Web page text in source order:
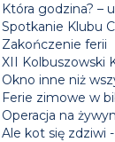
Która godzina? –
Spotkanie Klubu
Zakończenie ferii
XII Kolbuszowski
Okno inne niż
Ferie zimowe w
Operacja na
Ale kot się zdziwi